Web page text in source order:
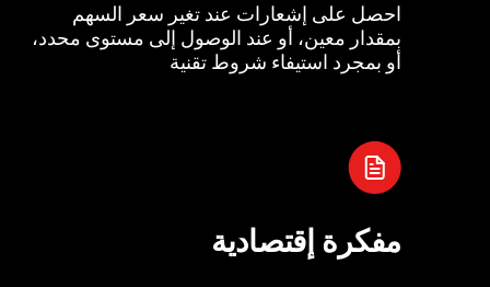
احصل على إشعارات عند تغير سعر السهم
بمقدار معين، أو عند الوصول إلى مستوى محدد،
أو بمجرد استيفاء شروط تقنية
مفكرة إقتصادية